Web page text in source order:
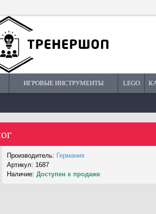
ИГРОВЫЕ ИНСТРУМЕНТЫ LEGO
Производитель: Германия
Артикул: 1687
Наличие: Доступен к продаже